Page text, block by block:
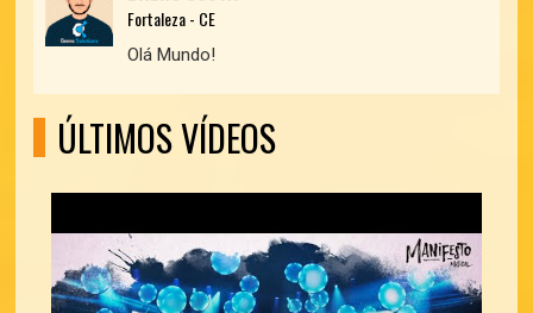
Fortaleza - CE
Olá Mundo!
ÚLTIMOS VÍDEOS